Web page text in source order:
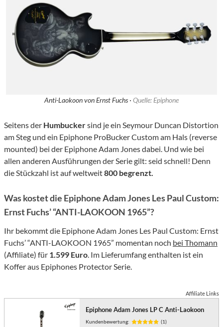
Anti-Laokoon von Ernst Fuchs · Quelle: Epiphone
Seitens der Humbuckersind je ein Seymour Duncan Distortion
am Steg und ein Epiphone ProBucker Custom am Hals (reverse
mounted) bei der Epiphone Adam Jones dabei. Und wie bei
allen anderen Ausführungen der Serie gilt: seid schnell! Denn
die Stückzahl ist auf weltweit800 begrenzt.
Was kostet die Epiphone Adam Jones Les Paul Custom:
Ernst Fuchs’ “ANTI-LAOKOON 1965”?
Ihr bekommt die Epiphone Adam Jones Les Paul Custom: Ernst
Fuchs’ “ANTI-LAOKOON 1965” momentan noch bei Thomann
(Affiliate) für 1.599 Euro. Im Lieferumfang enthalten ist ein
Koffer aus Epiphones Protector Serie.
Affiliate Links
Epiphone Adam Jones LP C Anti-Laokoon
Kundenbewertung: (1)